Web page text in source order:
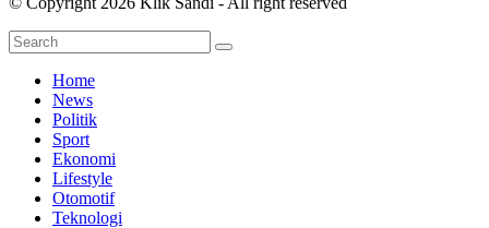
Home
News
Politik
Sport
Ekonomi
Lifestyle
Otomotif
Teknologi